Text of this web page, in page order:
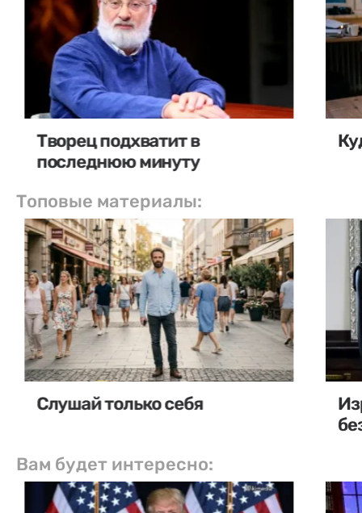
Творец подхватит в
последнюю минуту
Топовые материалы:
Слушай только себя
Вам будет интересно: